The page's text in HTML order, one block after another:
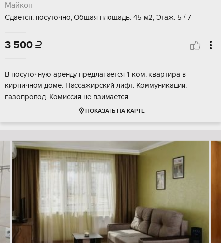
Майкоп
Сдается: посуточно, Общая площадь: 45 м2, Этаж: 5 / 7
3 500 
В посуточную аренду предлагается 1-ком. квартира в
кирпичном доме. Пассажирский лифт. Коммуникации:
газопровод. Комиссия не взимается.
ПОКАЗАТЬ НА КАРТЕ